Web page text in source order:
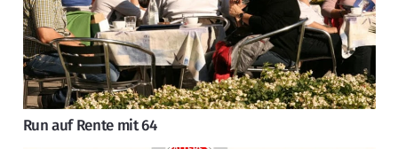
Run auf Rente mit 64